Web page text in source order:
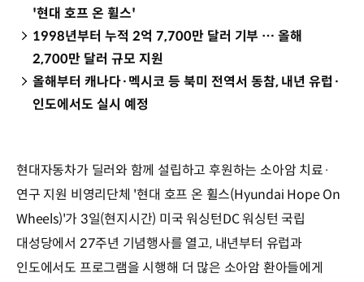
'현대 호프 온 휠스'
1998년부터 누적 2억 7,700만 달러 기부 … 올해
2,700만 달러 규모 지원
올해부터 캐나다·멕시코 등 북미 전역서 동참, 내년 유럽·
인도에서도 실시 예정
현대자동차가 딜러와 함께 설립하고 후원하는 소아암 치료·
연구 지원 비영리단체 '현대 호프 온 휠스(Hyundai Hope On
Wheels)'가 3일(현지시간) 미국 워싱턴DC 워싱턴 국립
대성당에서 27주년 기념행사를 열고, 내년부터 유럽과
인도에서도 프로그램을 시행해 더 많은 소아암 환아들에게